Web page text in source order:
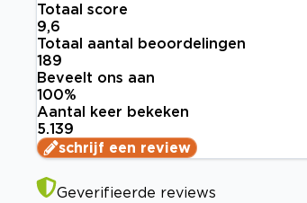
Totaal score
9,6
Totaal aantal beoordelingen
189
Beveelt ons aan
100%
Aantal keer bekeken
5.139
schrijf een review
Geverifieerde reviews